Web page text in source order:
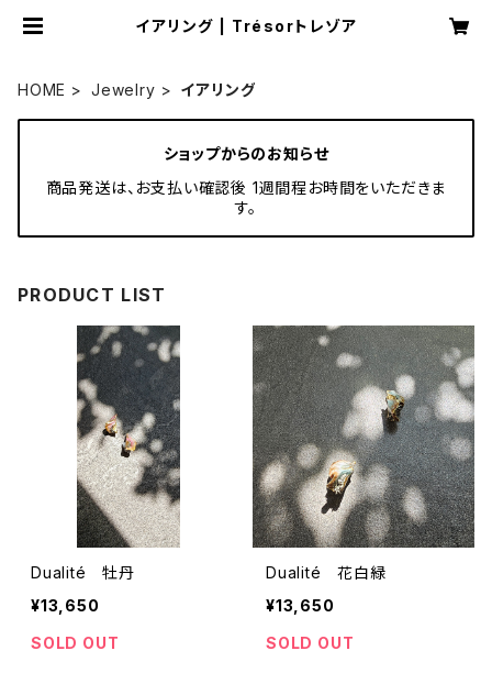
イアリング | Trésorトレゾア
HOME Jewelry イアリング
ショップからのお知らせ
商品発送は、お支払い確認後 1週間程お時間をいただきま
す。
PRODUCT LIST
Dualité 牡丹
¥13,650
SOLD OUT
Dualité 花白緑
¥13,650
SOLD OUT